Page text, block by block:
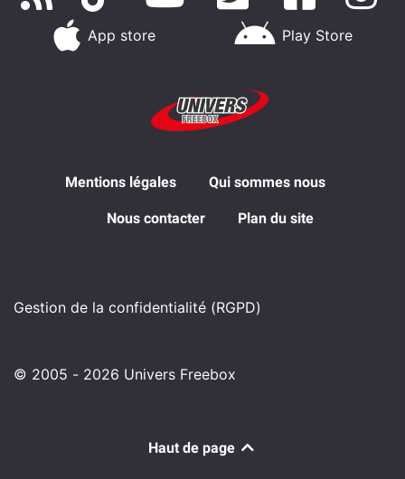
App store Play Store
Mentions légales Qui sommes nous
Nous contacter Plan du site
Gestion de la confidentialité (RGPD)
© 2005 - 2026 Univers Freebox
Haut de page